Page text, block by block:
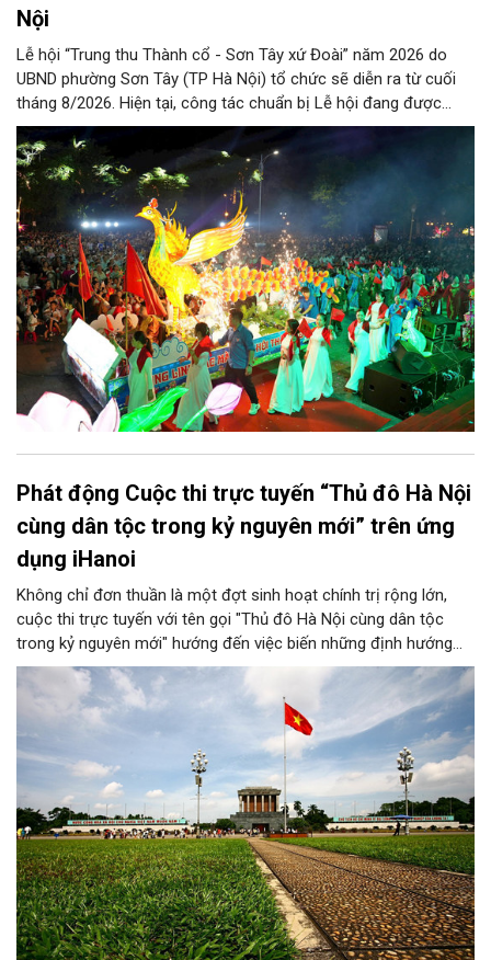
Nội
Lễ hội “Trung thu Thành cổ - Sơn Tây xứ Đoài” năm 2026 do
UBND phường Sơn Tây (TP Hà Nội) tổ chức sẽ diễn ra từ cuối
tháng 8/2026. Hiện tại, công tác chuẩn bị Lễ hội đang được
chính quyền phường Sơn Tây cùng các phòng, ban, ngành, đơn
vị và 25 tổ dân phố khẩn trương triển khai, tạo khí thế sôi nổi,
sẵn sàng mang đến cho Nhân dân và du khách một mùa Trung
thu quy mô, đặc sắc và giàu bản sắc văn hóa xứ Đoài.
Phát động Cuộc thi trực tuyến “Thủ đô Hà Nội
cùng dân tộc trong kỷ nguyên mới” trên ứng
dụng iHanoi
Không chỉ đơn thuần là một đợt sinh hoạt chính trị rộng lớn,
cuộc thi trực tuyến với tên gọi "Thủ đô Hà Nội cùng dân tộc
trong kỷ nguyên mới" hướng đến việc biến những định hướng
chiến lược trong Nghị quyết số 02-NQ/TW của Bộ Chính trị
thành niềm tin, thành nhận thức chung của mỗi người dân.